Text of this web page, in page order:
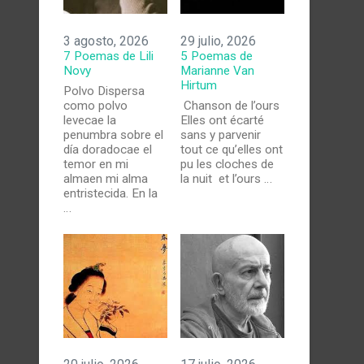
3 agosto, 2026
7 Poemas de Lili
Novy
Polvo Dispersa
como polvo
levecae la
penumbra sobre el
día doradocae el
temor en mi
almaen mi alma
entristecida. En la
…
29 julio, 2026
5 Poemas de
Marianne Van
Hirtum
Chanson de l’ours
Elles ont écarté
sans y parvenir
tout ce qu’elles ont
pu les cloches de
la nuit et l’ours …